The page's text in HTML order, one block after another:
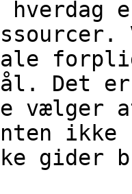
Det
vælger
enten
gider